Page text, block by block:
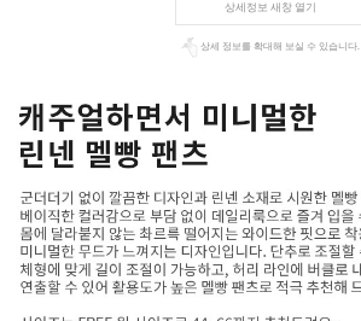
상세정보 새창 열기
상세 정보를 확대해 보실 수 있습니다.